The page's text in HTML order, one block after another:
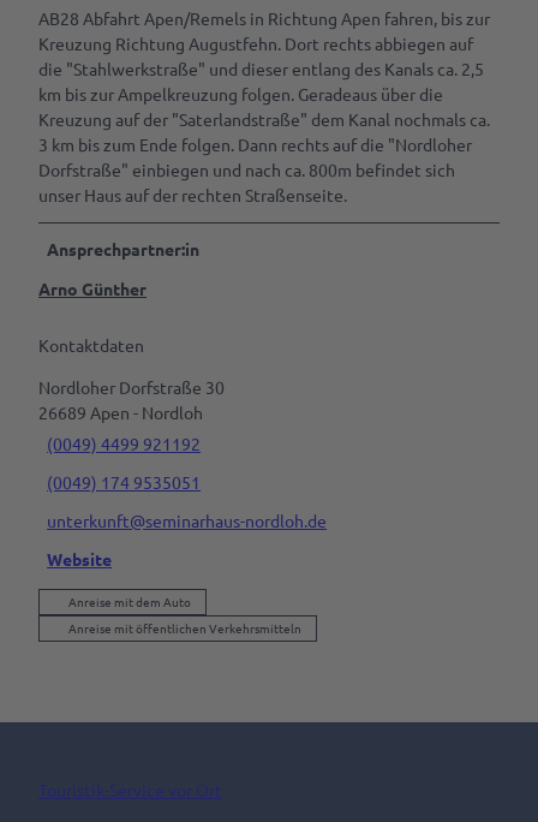
AB28 Abfahrt Apen/Remels in Richtung Apen fahren, bis zur
Kreuzung Richtung Augustfehn. Dort rechts abbiegen auf
die "Stahlwerkstraße" und dieser entlang des Kanals ca. 2,5
km bis zur Ampelkreuzung folgen. Geradeaus über die
Kreuzung auf der "Saterlandstraße" dem Kanal nochmals ca.
3 km bis zum Ende folgen. Dann rechts auf die "Nordloher
Dorfstraße" einbiegen und nach ca. 800m befindet sich
unser Haus auf der rechten Straßenseite.
Ansprechpartner:in
Arno Günther
Kontaktdaten
Nordloher Dorfstraße 30
26689 Apen - Nordloh
(0049) 4499 921192
(0049) 174 9535051
unterkunft@seminarhaus-nordloh.de
Website
Anreise mit dem Auto
Anreise mit öffentlichen Verkehrsmitteln
Touristik-Service vor Ort